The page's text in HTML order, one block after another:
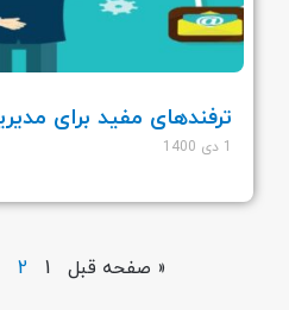
ترفندهای مفید برای
« صفحه قبل 2